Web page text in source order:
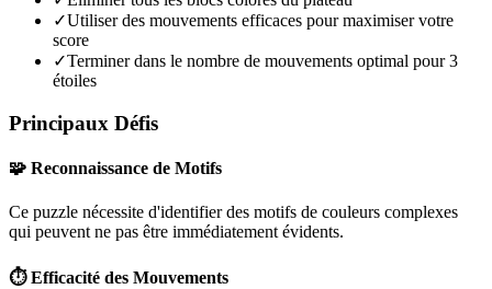
✓Utiliser des mouvements efficaces pour maximiser votre
score
✓Terminer dans le nombre de mouvements optimal pour 3
étoiles
Principaux Défis
🧩 Reconnaissance de Motifs
Ce puzzle nécessite d'identifier des motifs de couleurs complexes
qui peuvent ne pas être immédiatement évidents.
⏱️ Efficacité des Mouvements